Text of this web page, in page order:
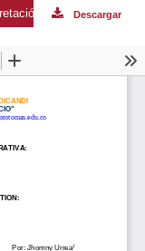
agónicaDescargar